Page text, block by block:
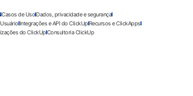
Casos de Uso Dados, privacidade e segurança
Integrações e API do ClickUpRecursos e ClickApps
do ClickUpConsultoria ClickUp